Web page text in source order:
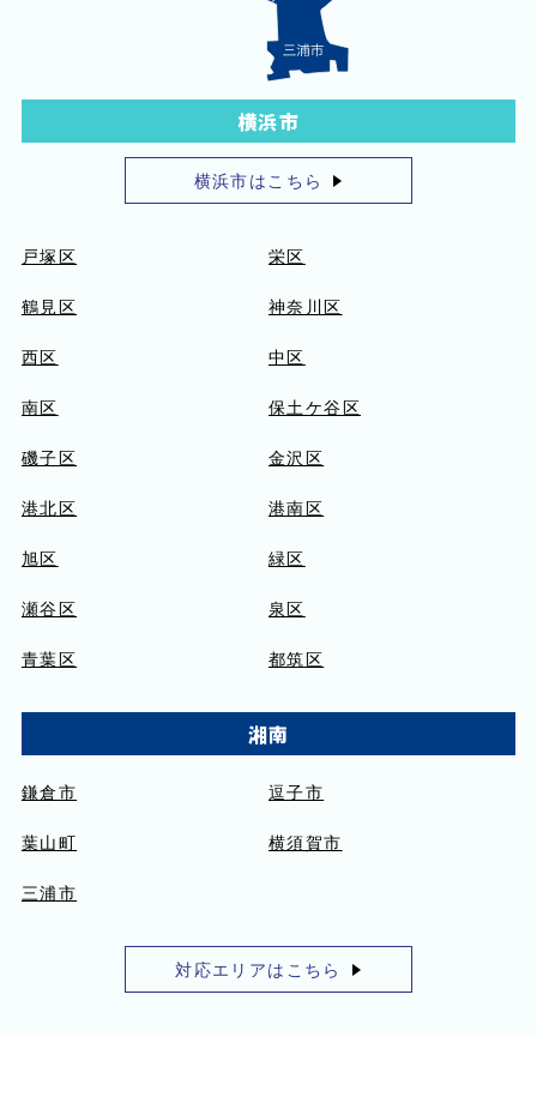
横浜市
横浜市はこちら
戸塚区 栄区
鶴見区 神奈川区
西区 中区
南区 保土ケ谷区
磯子区 金沢区
港北区 港南区
旭区 緑区
瀬谷区 泉区
青葉区 都筑区
湘南
鎌倉市 逗子市
葉山町 横須賀市
三浦市
対応エリアはこちら